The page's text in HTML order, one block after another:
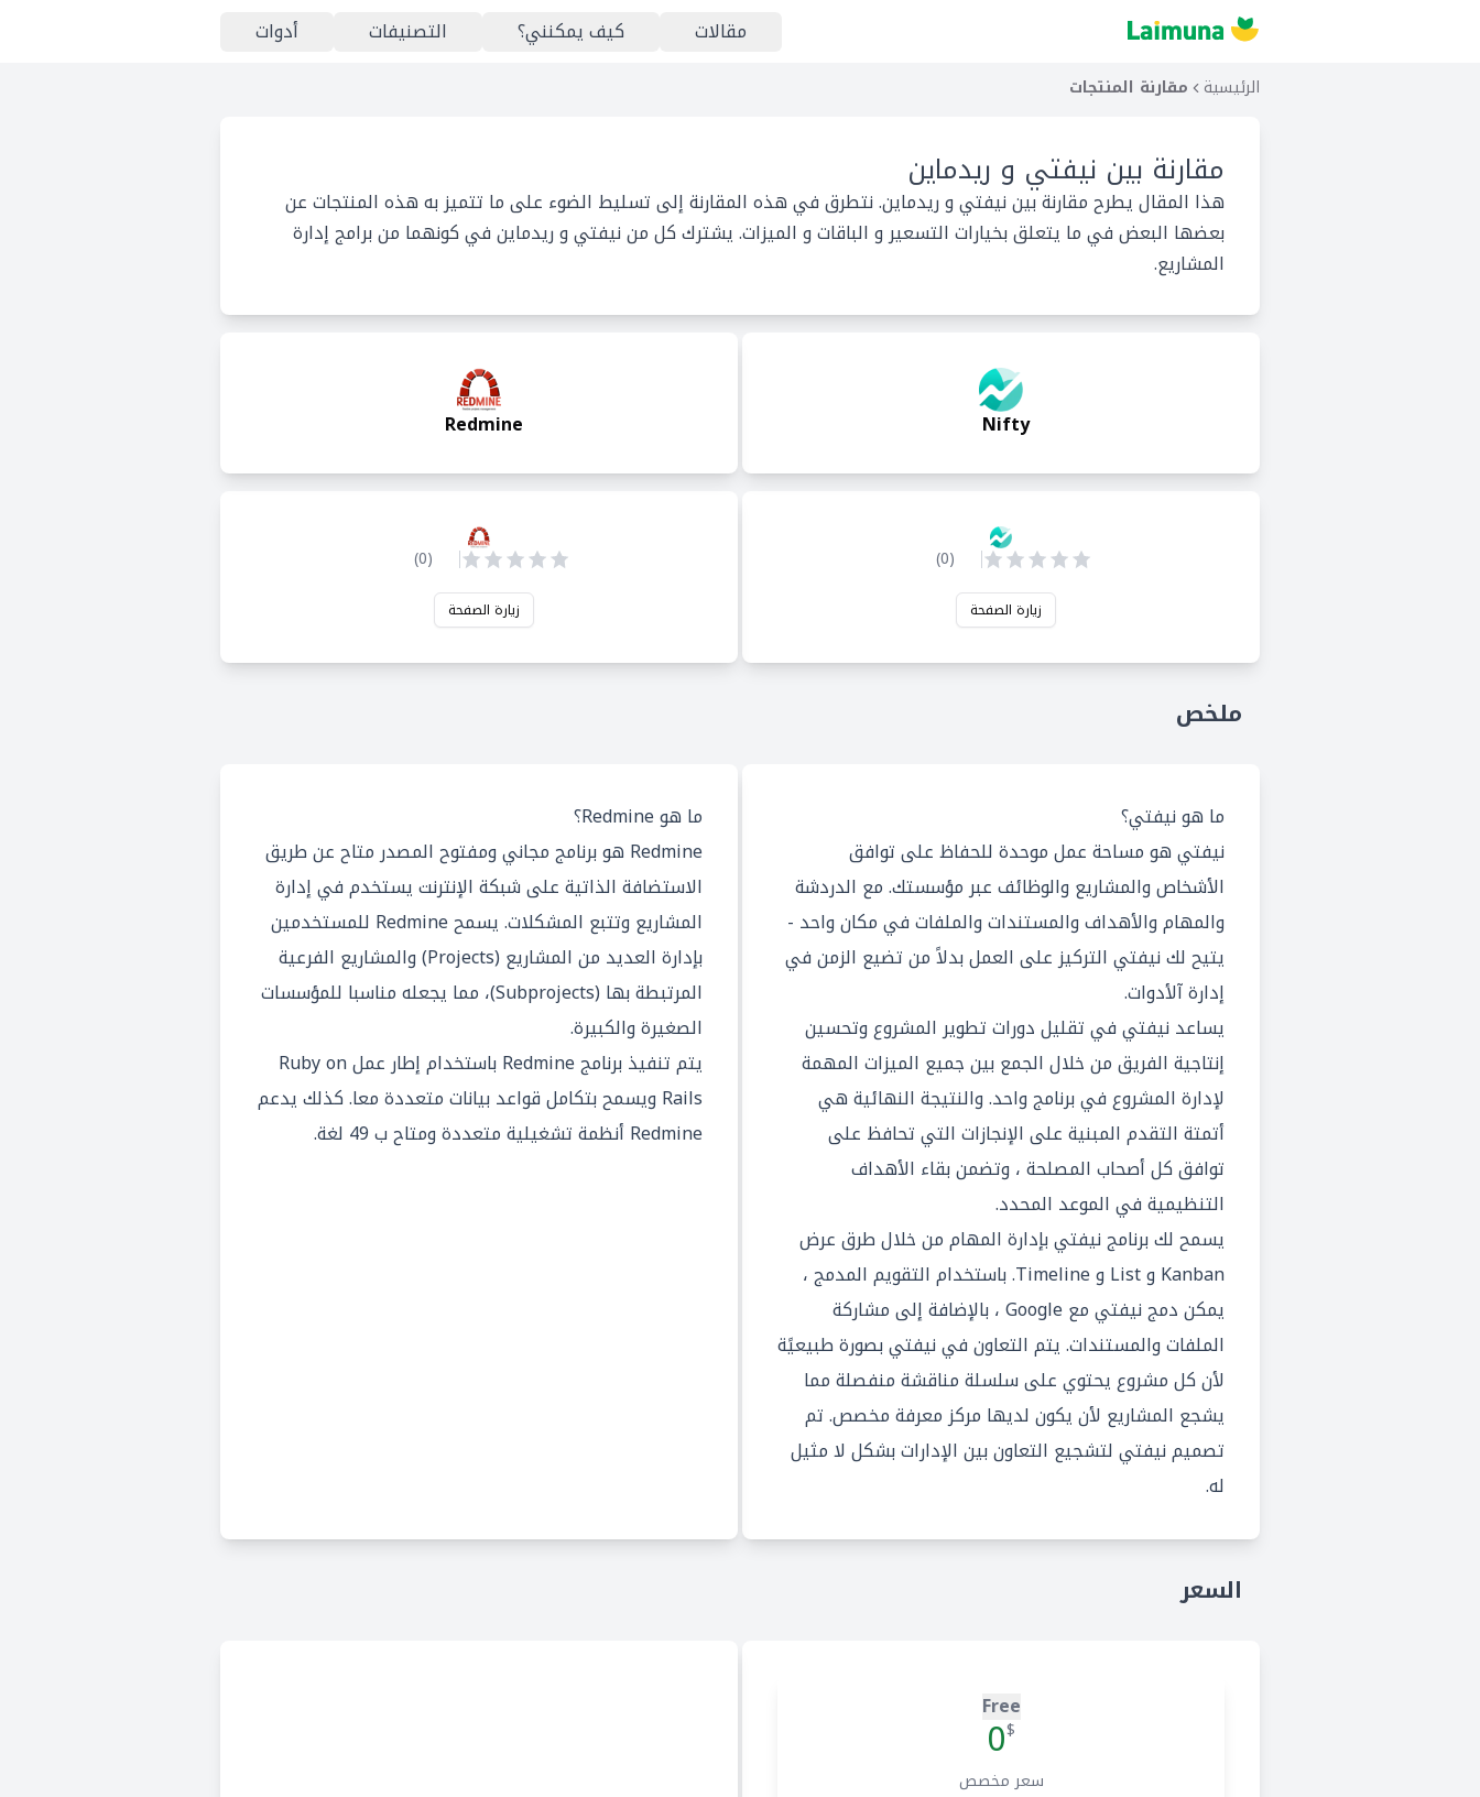
مقالات كيف يمكنني؟ التصنيفات أدوات
الرئيسية مقارنة المنتجات
مقارنة بين نيفتي و ريدماين
هذا المقال يطرح مقارنة بين نيفتي و ريدماين. نتطرق في هذه المقارنة إلى تسليط الضوء على ما تتميز به هذه المنتجات عن
بعضها البعض في ما يتعلق بخيارات التسعير و الباقات و الميزات. يشترك كل من نيفتي و ريدماين في كونهما من برامج إدارة
المشاريع.
Nifty
Redmine
(
0
)
زيارة الصفحة
(
0
)
زيارة الصفحة
ملخص
ما هو نيفتي؟
نيفتي هو مساحة عمل موحدة للحفاظ على توافق
الأشخاص والمشاريع والوظائف عبر مؤسستك. مع الدردشة
والمهام والأهداف والمستندات والملفات في مكان واحد -
يتيح لك نيفتي التركيز على العمل بدلاً من تضيع الزمن في
إدارة آلأدوات.
يساعد نيفتي في تقليل دورات تطوير المشروع وتحسين
إنتاجية الفريق من خلال الجمع بين جميع الميزات المهمة
لإدارة المشروع في برنامج واحد. والنتيجة النهائية هي
أتمتة التقدم المبنية على الإنجازات التي تحافظ على
توافق كل أصحاب المصلحة ، وتضمن بقاء الأهداف
التنظيمية في الموعد المحدد.
يسمح لك برنامج نيفتي بإدارة المهام من خلال طرق عرض
Kanban و List و Timeline. باستخدام التقويم المدمج ،
يمكن دمج نيفتي مع Google ، بالإضافة إلى مشاركة
الملفات والمستندات. يتم التعاون في نيفتي بصورة طبيعيًة
لأن كل مشروع يحتوي على سلسلة مناقشة منفصلة مما
يشجع المشاريع لأن يكون لديها مركز معرفة مخصص. تم
تصميم نيفتي لتشجيع التعاون بين الإدارات بشكل لا مثيل
له.
ما هو Redmine؟
Redmine هو برنامج مجاني ومفتوح المصدر متاح عن طريق
الاستضافة الذاتية على شبكة الإنترنت يستخدم في إدارة
المشاريع وتتبع المشكلات. يسمح Redmine للمستخدمين
بإدارة العديد من المشاريع (Projects) والمشاريع الفرعية
المرتبطة بها (Subprojects)، مما يجعله مناسبا للمؤسسات
الصغيرة والكبيرة.
يتم تنفيذ برنامج Redmine باستخدام إطار عمل Ruby on
Rails ويسمح بتكامل قواعد بيانات متعددة معا. كذلك يدعم
Redmine أنظمة تشغيلية متعددة ومتاح ب 49 لغة.
السعر
Free
$
0
سعر مخصص